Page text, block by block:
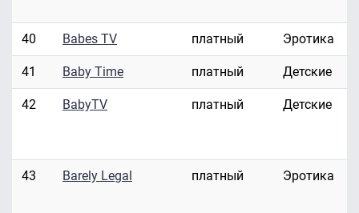
40 Babes TV платный Эротика
41 Baby Time платный Детские
42 BabyTV платный Детские
43 Barely Legal платный Эротика